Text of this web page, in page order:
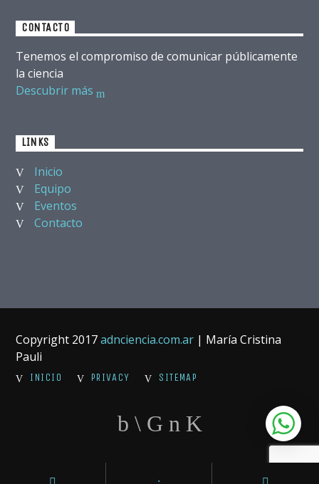
CONTACTO
Tenemos el compromiso de comunicar públicamente
la ciencia
Descubrir más
LINKS
Inicio
Equipo
Eventos
Contacto
Copyright 2017adnciencia.com.ar | María Cristina
Pauli
INICIO PRIVACY SITEMAP